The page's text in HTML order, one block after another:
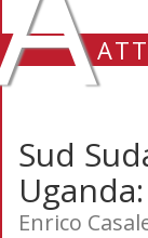
Sud
Enrico